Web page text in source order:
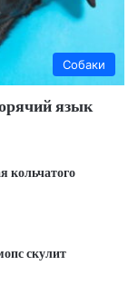
Собаки
язык
кольчатого
скулит